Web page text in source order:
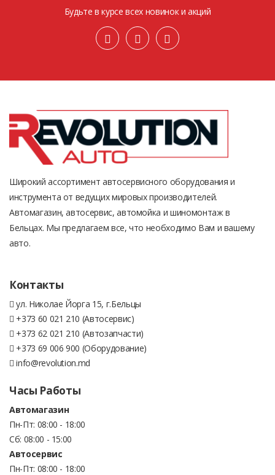
Будьте в курсе всех новинок и акций
Широкий ассортимент автосервисного оборудования и
инструмента от ведущих мировых производителей.
Автомагазин, автосервис, автомойка и шиномонтаж в
Бельцах. Мы предлагаем все, что необходимо Вам и вашему
авто.
Контакты
ул. Николае Йорга 15, г.Бельцы
+373 60 021 210 (Автосервис)
+373 62 021 210 (Автозапчасти)
+373 69 006 900 (Оборудование)
info@revolution.md
Часы Работы
Автомагазин
Пн-Пт: 08:00 - 18:00
Сб: 08:00 - 15:00
Автосервис
Пн-Пт: 08:00 - 18:00